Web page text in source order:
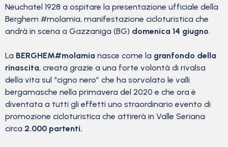
Neuchatel 1928 a ospitare la presentazione ufficiale della
Berghem #molamia, manifestazione cicloturistica che
andrà in scena a Gazzaniga (BG) domenica 14 giugno.
La BERGHEM#molamia nasce come la granfondo della
rinascita, creata grazie a una forte volontà di rivalsa
della vita sul “cigno nero” che ha sorvolato le valli
bergamasche nella primavera del 2020 e che ora è
diventata a tutti gli effetti uno straordinario evento di
promozione cicloturistica che attirerà in Valle Seriana
circa 2.000 partenti.